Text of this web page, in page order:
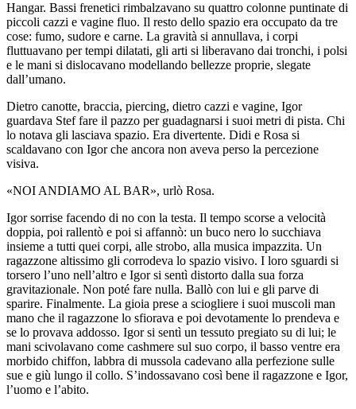
Hangar. Bassi frenetici rimbalzavano su quattro colonne puntinate di
piccoli cazzi e vagine fluo. Il resto dello spazio era occupato da tre
cose: fumo, sudore e carne. La gravità si annullava, i corpi
fluttuavano per tempi dilatati, gli arti si liberavano dai tronchi, i polsi
e le mani si dislocavano modellando bellezze proprie, slegate
dall’umano.
Dietro canotte, braccia, piercing, dietro cazzi e vagine, Igor
guardava Stef fare il pazzo per guadagnarsi i suoi metri di pista. Chi
lo notava gli lasciava spazio. Era divertente. Didi e Rosa si
scaldavano con Igor che ancora non aveva perso la percezione
visiva.
«NOI ANDIAMO AL BAR», urlò Rosa.
Igor sorrise facendo di no con la testa. Il tempo scorse a velocità
doppia, poi rallentò e poi si affannò: un buco nero lo succhiava
insieme a tutti quei corpi, alle strobo, alla musica impazzita. Un
ragazzone altissimo gli corrodeva lo spazio visivo. I loro sguardi si
torsero l’uno nell’altro e Igor si sentì distorto dalla sua forza
gravitazionale. Non poté fare nulla. Ballò con lui e gli parve di
sparire. Finalmente. La gioia prese a sciogliere i suoi muscoli man
mano che il ragazzone lo sfiorava e poi devotamente lo prendeva e
se lo provava addosso. Igor si sentì un tessuto pregiato su di lui; le
mani scivolavano come cashmere sul suo corpo, il basso ventre era
morbido chiffon, labbra di mussola cadevano alla perfezione sulle
sue e giù lungo il collo. S’indossavano così bene il ragazzone e Igor,
l’uomo e l’abito.